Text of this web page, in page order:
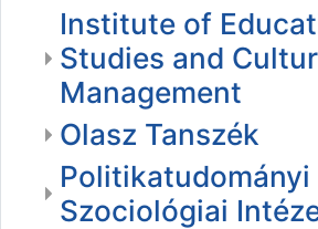
Institute of
Studies and
Management
Olasz Tanszék
Politikatudományi
Szociológiai